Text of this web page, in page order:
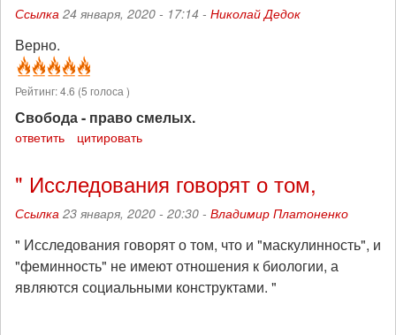
Ссылка 24 января, 2020 - 17:14 - Николай Дедок
Верно.
Рейтинг:4.6 (5 голоса )
Свобода - право смелых.
ответить цитировать
" Исследования говорят о том,
Ссылка 23 января, 2020 - 20:30 - Владимир Платоненко
" Исследования говорят о том, что и "маскулинность", и
"феминность" не имеют отношения к биологии, а
являются социальными конструктами. "